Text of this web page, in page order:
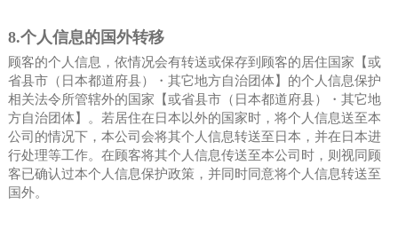
8.个人信息的国外转移
顾客的个人信息，依情况会有转送或保存到顾客的居住国家【或
省县市（日本都道府县）・其它地方自治团体】的个人信息保护
相关法令所管辖外的国家【或省县市（日本都道府县）・其它地
方自治团体】。若居住在日本以外的国家时，将个人信息送至本
公司的情况下，本公司会将其个人信息转送至日本，并在日本进
行处理等工作。在顾客将其个人信息传送至本公司时，则视同顾
客已确认过本个人信息保护政策，并同时同意将个人信息转送至
国外。